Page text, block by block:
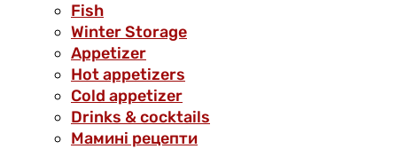
Fish
Winter Storage
Аppetizer
Hot appetizers
Cold appetizer
Drinks & cocktails
Мамині рецепти